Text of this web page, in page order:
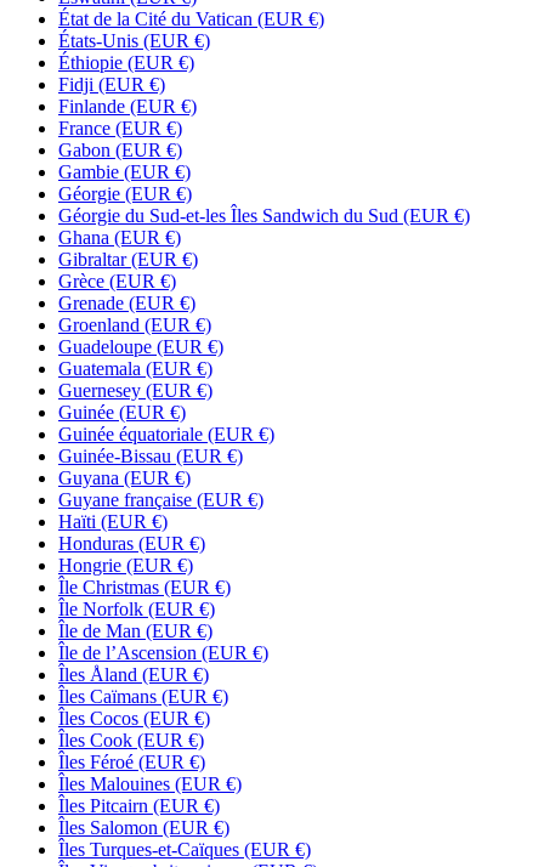
État de la Cité du Vatican (EUR €)
États-Unis (EUR €)
Éthiopie (EUR €)
Fidji (EUR €)
Finlande (EUR €)
France (EUR €)
Gabon (EUR €)
Gambie (EUR €)
Géorgie (EUR €)
Géorgie du Sud-et-les Îles Sandwich du Sud (EUR €)
Ghana (EUR €)
Gibraltar (EUR €)
Grèce (EUR €)
Grenade (EUR €)
Groenland (EUR €)
Guadeloupe (EUR €)
Guatemala (EUR €)
Guernesey (EUR €)
Guinée (EUR €)
Guinée équatoriale (EUR €)
Guinée-Bissau (EUR €)
Guyana (EUR €)
Guyane française (EUR €)
Haïti (EUR €)
Honduras (EUR €)
Hongrie (EUR €)
Île Christmas (EUR €)
Île Norfolk (EUR €)
Île de Man (EUR €)
Île de l’Ascension (EUR €)
Îles Åland (EUR €)
Îles Caïmans (EUR €)
Îles Cocos (EUR €)
Îles Cook (EUR €)
Îles Féroé (EUR €)
Îles Malouines (EUR €)
Îles Pitcairn (EUR €)
Îles Salomon (EUR €)
Îles Turques-et-Caïques (EUR €)